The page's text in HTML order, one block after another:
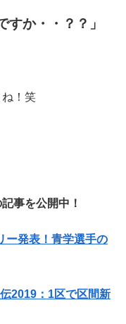
すか・・？？」
！笑
事を公開中！
ー発表！青学選手の
2019：1区で区間新